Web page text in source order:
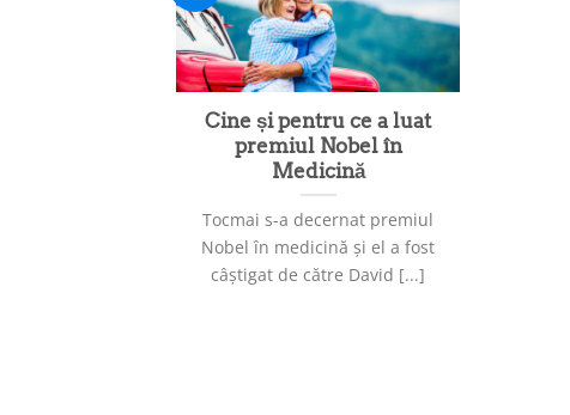
Cine și pentru ce a luat
premiul Nobel în
Medicină
Tocmai s-a decernat premiul
Nobel în medicină și el a fost
câștigat de către David [...]